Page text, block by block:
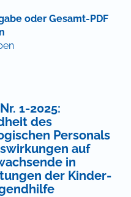
oder Gesamt-PDF
1-2025:
des
Personals
auf
in
der Kinder-